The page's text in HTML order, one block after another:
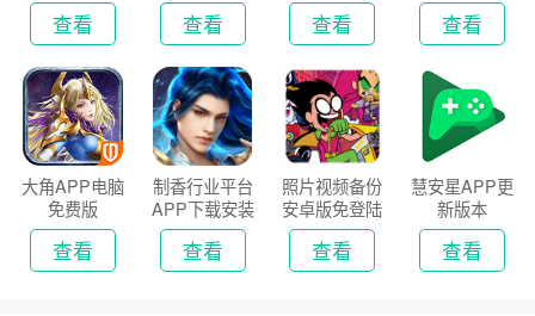
新版
查看 查看 查看
2026
查看
大角APP电脑
免费版
查看
制香行业平台
APP下载安装
2026
查看
照片视频备份
安卓版免登陆
版
查看
慧安星APP更
新版本
查看